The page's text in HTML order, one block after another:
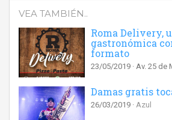
VEA TAMBIÉN..
Roma Delivery,
gastronómica
formato
23/05/2019 Av. 25 de
Damas gratis
26/03/2019 Azul